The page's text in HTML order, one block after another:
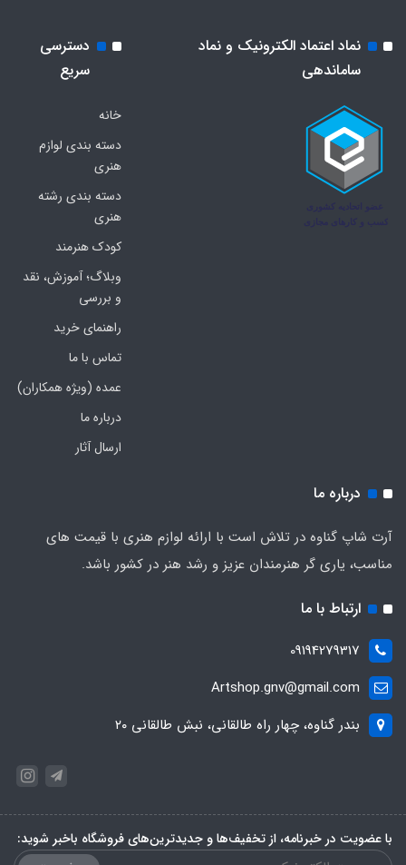
نماد اعتماد الکترونیک و نماد
ساماندهی
دسترسی
سریع
خانه
دسته بندی لوازم
هنری
دسته بندی رشته
هنری
کودک هنرمند
وبلاگ؛ آموزش، نقد
و بررسی
راهنمای خرید
تماس با ما
عمده (ویژه همکاران)
درباره ما
ارسال آثار
درباره ما
آرت شاپ گناوه در تلاش است با ارائه لوازم هنری با قیمت های
مناسب، یاری گر هنرمندان عزیز و رشد هنر در کشور باشد.
ارتباط با ما
09194279317
Artshop.gnv@gmail.com
بندر گناوه، چهار راه طالقانی، نبش طالقانی ۲۰
با عضویت در خبرنامه، از تخفیف‌ها و جدیدترین‌های فروشگاه باخبر شوید: